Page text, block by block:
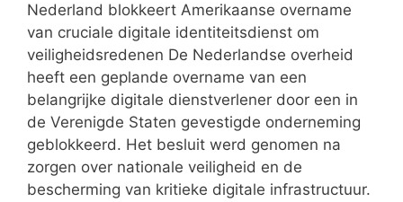
Nederland blokkeert Amerikaanse overname
van cruciale digitale identiteitsdienst om
veiligheidsredenen De Nederlandse overheid
heeft een geplande overname van een
belangrijke digitale dienstverlener door een in
de Verenigde Staten gevestigde onderneming
geblokkeerd. Het besluit werd genomen na
zorgen over nationale veiligheid en de
bescherming van kritieke digitale infrastructuur.